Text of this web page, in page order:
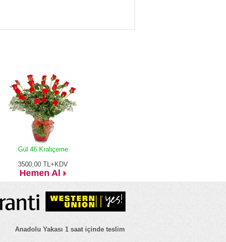
Gül 46 Kraliçeme
3500,00 TL+KDV
Hemen Al
Anadolu Yakası 1 saat içinde teslim